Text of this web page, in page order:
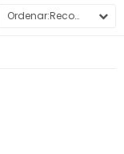
Recomendados